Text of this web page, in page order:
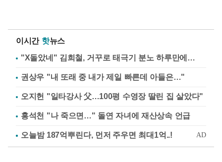
이시간 핫뉴스
"X돌았네" 김희철, 거꾸로 태극기 분노 하루만에…
권상우 "내 또래 중 내가 제일 빠른데 아들은…"
오지헌 "일타강사 父…100평 수영장 딸린 집 살았다"
홍석천 "나 죽으면…" 돌연 자녀에 재산상속 언급